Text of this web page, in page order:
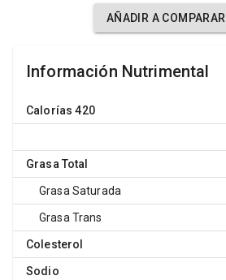
AÑADIR A COMPARAR
Información Nutrimental
Calorías 420
Grasa Total
Grasa Saturada
Grasa Trans
Colesterol
Sodio